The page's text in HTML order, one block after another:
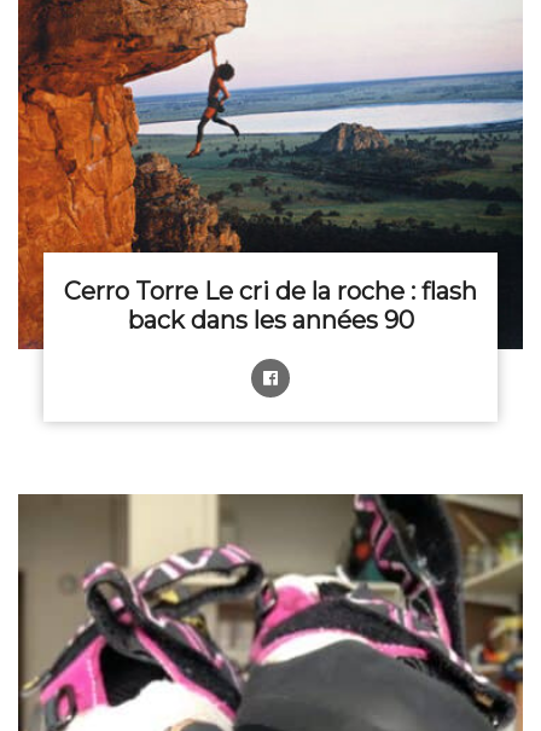
Cerro Torre Le cri de la roche : flash
back dans les années 90